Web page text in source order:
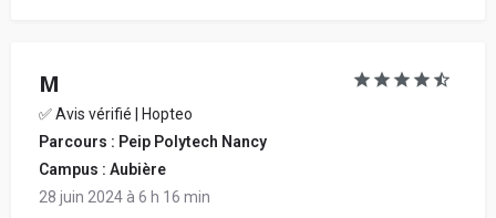
M
✅ Avis vérifié | Hopteo
Parcours : Peip Polytech Nancy
Campus : Aubière
28 juin 2024 à 6 h 16 min